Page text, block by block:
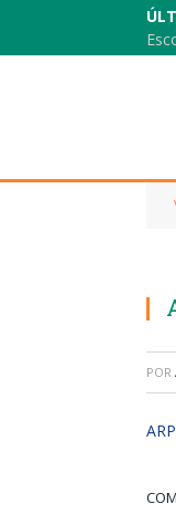
POR